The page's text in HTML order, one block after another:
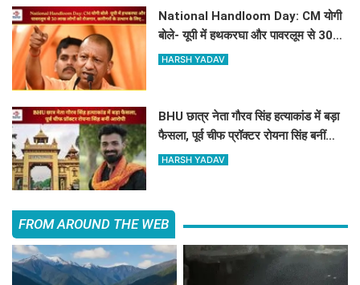
National Handloom Day: CM योगी
बोले- यूपी में हथकरघा और पावरलूम से 30
लाख लोगों को रोजगार, कारीगरों के उत्थान के
HARSH YADAV
BHU छात्र नेता गौरव सिंह हत्याकांड में बड़ा
फैसला, पूर्व चीफ प्रॉक्टर रोयना सिंह बनीं
आरोपी
HARSH YADAV
FROM AROUND THE WEB